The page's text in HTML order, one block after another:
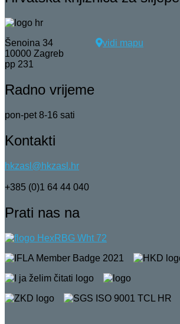
Šenoina 34
vidi mapu
10000 Zagreb
pp 231
Radno vrijeme
pon-pet 8-16 sati
Kontakti
hkzasl@hkzasl.hr
+385 (0)1 64 44 040
Prati nas na